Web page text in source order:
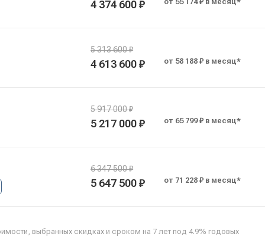
4 374 600 ₽
5 313 600 ₽
4 613 600 ₽ от 58 188 ₽ в месяц*
5 917 000 ₽
5 217 000 ₽ от 65 799 ₽ в месяц*
6 347 500 ₽
5 647 500 ₽ от 71 228 ₽ в месяц*
выбранных скидках и сроком на 7 лет под 4.9% годовых